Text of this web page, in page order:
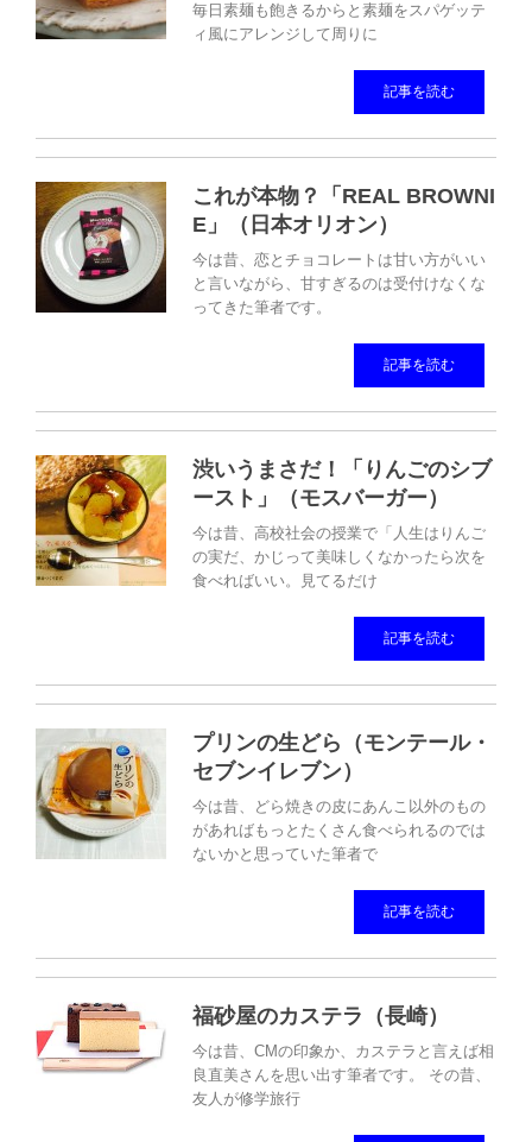
毎日素麺も飽きるからと素麺をスパゲッテ
ィ風にアレンジして周りに
記事を読む
これが本物？「REAL BROWNI
E」（日本オリオン）
今は昔、恋とチョコレートは甘い方がいい
と言いながら、甘すぎるのは受付けなくな
ってきた筆者です。
記事を読む
渋いうまさだ！「りんごのシブ
ースト」（モスバーガー）
今は昔、高校社会の授業で「人生はりんご
の実だ、かじって美味しくなかったら次を
食べればいい。見てるだけ
記事を読む
プリンの生どら（モンテール・
セブンイレブン）
今は昔、どら焼きの皮にあんこ以外のもの
があればもっとたくさん食べられるのでは
ないかと思っていた筆者で
記事を読む
福砂屋のカステラ（長崎）
今は昔、CMの印象か、カステラと言えば相
良直美さんを思い出す筆者です。 その昔、
友人が修学旅行